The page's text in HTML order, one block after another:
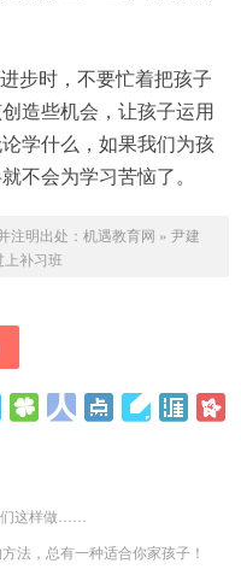
步时，不要忙着把孩子
造些机会，让孩子运用
学什么，如果我们为孩
不会为学习苦恼了。
注明出处： 机遇教育网 » 尹建
上补习班
这样做……
法，总有一种适合你家孩子！